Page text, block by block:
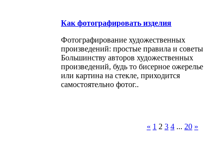
Как фотографировать изделия
Фотографирование художественных
произведений: простые правила и советы
Большинству авторов художественных
произведений, будь то бисерное ожерелье
или картина на стекле, приходится
самостоятельно фотог..
« 1 2 3 4 ... 20 »